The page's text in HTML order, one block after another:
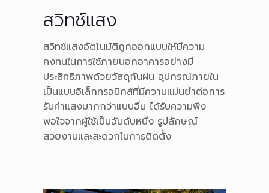
สวิทช์แสง
สวิทช์แสงอัตโนมัติถูกออกแบบให้มีความ
คงทนในการใช้ภายนอกอาคารอย่างมี
ประสิทธิภาพด้วยวัสดุกันฝน อุปกรณ์ภายใน
เป็นแบบอิเล็กทรอนิกส์ที่มีความแม่นยำต่อการ
รับค่าแสงมากกว่าแบบอื่น ได้รับความพึง
พอใจจากผู้ใช้เป็นอันดับหนึ่ง รูปลักษณ์
สวยงามและสะดวกในการติดตั้ง